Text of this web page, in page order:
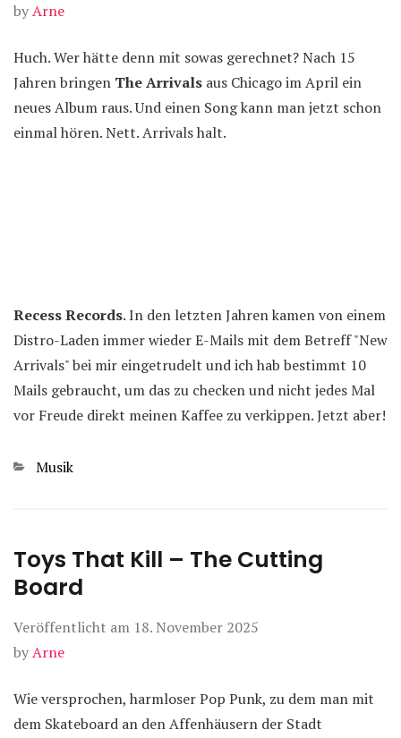
byArne
Huch. Wer hätte denn mit sowas gerechnet? Nach 15
Jahren bringen The Arrivals aus Chicago im April ein
neues Album raus. Und einen Song kann man jetzt schon
einmal hören. Nett. Arrivals halt.
Recess Records. In den letzten Jahren kamen von einem
Distro-Laden immer wieder E-Mails mit dem Betreff "New
Arrivals" bei mir eingetrudelt und ich hab bestimmt 10
Mails gebraucht, um das zu checken und nicht jedes Mal
vor Freude direkt meinen Kaffee zu verkippen. Jetzt aber!
Kategorien
Musik
Toys That Kill – The Cutting
Board
Veröffentlicht am 18. November 2025
byArne
Wie versprochen, harmloser Pop Punk, zu dem man mit
dem Skateboard an den Affenhäusern der Stadt